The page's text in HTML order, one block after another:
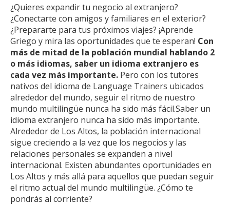
¿Quieres expandir tu negocio al extranjero?
¿Conectarte con amigos y familiares en el exterior?
¿Prepararte para tus próximos viajes? ¡Aprende
Griego y mira las oportunidades que te esperan! Con
más de mitad de la población mundial hablando 2
o más idiomas, saber un idioma extranjero es
cada vez más importante. Pero con los tutores
nativos del idioma de Language Trainers ubicados
alrededor del mundo, seguir el ritmo de nuestro
mundo multilingüe nunca ha sido más fácil.Saber un
idioma extranjero nunca ha sido más importante.
Alrededor de Los Altos, la población internacional
sigue creciendo a la vez que los negocios y las
relaciones personales se expanden a nivel
internacional. Existen abundantes oportunidades en
Los Altos y más allá para aquellos que puedan seguir
el ritmo actual del mundo multilingüe. ¿Cómo te
pondrás al corriente?